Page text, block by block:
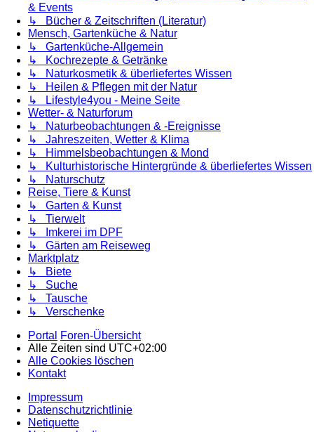
& Events
↳ Bücher & Zeitschriften (Literatur)
Mensch, Gartenküche & Natur
↳ Gartenküche-Allgemein
↳ Kochrezepte & Getränke
↳ Naturkosmetik & überliefertes Wissen
↳ Heilen & Pflegen mit der Natur
↳ Lifestyle4you - Meine Seite
Wetter- & Naturforum
↳ Naturbeobachtungen & -Ereignisse
↳ Jahreszeiten, Wetter & Klima
↳ Himmelsbeobachtungen & Mond
↳ Kulturhistorische Hintergründe & überliefertes Wissen
↳ Naturschutz
Reise, Tiere & Kunst
↳ Garten & Kunst
↳ Tierwelt
↳ Imkerei im DPF
↳ Gärten am Reiseweg
Marktplatz
↳ Biete
↳ Suche
↳ Tausche
↳ Verschenke
Portal Foren-Übersicht
Alle Zeiten sind UTC+02:00
Alle Cookies löschen
Kontakt
Impressum
Datenschutzrichtlinie
Netiquette